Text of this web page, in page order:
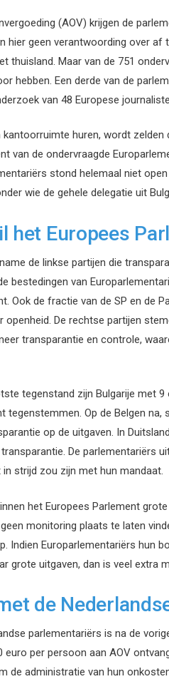
(AOV) krijgen de
hier geen verantwoording over af
thuisland. Maar van de 751
hebben. Een derde van de
van 48 Europese
huren, wordt zelden
van de ondervraagde
stond helemaal niet
wie de gehele delegatie uit
het Europees
de linkse partijen die
bestedingen van
Ook de fractie van de SP en de
openheid. De rechtse partijen
transparantie en controle,
tegenstand zijn Bulgarije met
tegenstemmen. Op de Belgen
op de uitgaven. In
De parlementariërs
strijd zou zijn met hun mandaat.
het Europees Parlement
monitoring plaats te laten
Indien Europarlementariërs hun
grote uitgaven, dan is veel extra
de
parlementariërs is na de
euro per persoon aan AOV
de administratie van hun